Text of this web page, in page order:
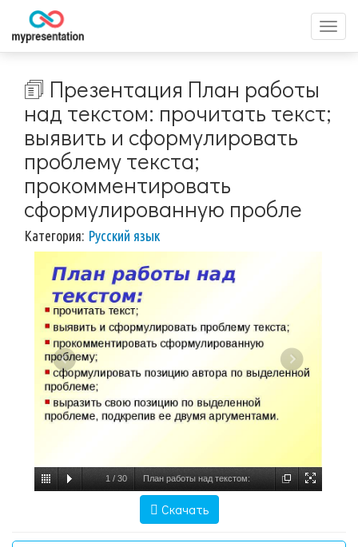
меню
🗊 Презентация План работы
над текстом: прочитать текст;
выявить и сформулировать
проблему текста;
прокомментировать
сформулированную пробле
Категория: Русский язык
1 / 30 План работы над текстом:
сформулировать проблему текста;
Скачать